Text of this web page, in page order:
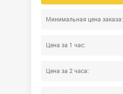
Минимальная цена заказа:
Цена за 1 час:
Цена за 2 часа: